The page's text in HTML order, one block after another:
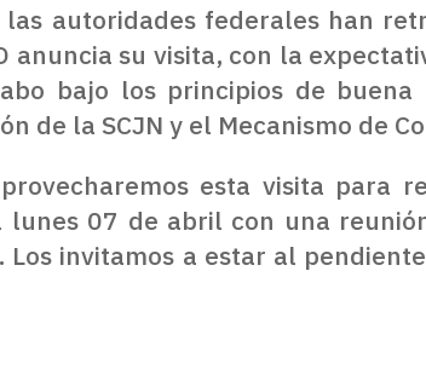
autoridades federales han
anuncia su visita, con la
bajo los principios de
de la SCJN y el Mecanismo de
esta visita para
07 de abril con una
invitamos a estar al